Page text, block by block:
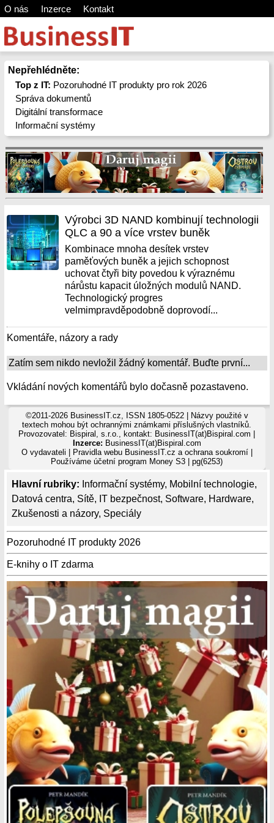
O nás Inzerce Kontakt
Nepřehlédněte:
Top z IT: Pozoruhodné IT produkty pro rok 2026
Správa dokumentů
Digitální transformace
Informační systémy
Hlavní rubriky: Informační systémy, Mobilní technologie,
Datová centra, Sítě, IT bezpečnost, Software, Hardware,
Zkušenosti a názory, Speciály
Pozoruhodné IT produkty 2026
E-knihy o IT zdarma
Výrobci 3D NAND kombinují technologii
QLC a 90 a více vrstev buněk
Kombinace mnoha desítek vrstev
paměťových buněk a jejich schopnost
uchovat čtyři bity povedou k výraznému
nárůstu kapacit úložných modulů NAND.
Technologický progres
velmimpravděpodobně doprovodí...
Komentáře, názory a rady
Zatím sem nikdo nevložil žádný komentář. Buďte první...
Vkládání nových komentářů bylo dočasně pozastaveno.
©2011-2026 BusinessIT.cz, ISSN 1805-0522 | Názvy použité v
textech mohou být ochrannými známkami příslušných vlastníků.
Provozovatel: Bispiral, s.r.o., kontakt: BusinessIT(at)Bispiral.com |
Inzerce: BusinessIT(at)Bispiral.com
O vydavateli
Pravidla webu BusinessIT.cz a ochrana soukromí|
Používámeúčetní program Money S3 | pg(6253)